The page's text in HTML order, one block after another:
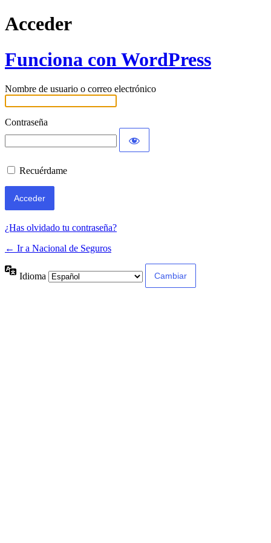
Acceder
Funciona con WordPress
Nombre de usuario o correo electrónico
Contraseña
Recuérdame
¿Has olvidado tu contraseña?
← Ir a Nacional de Seguros
Idioma